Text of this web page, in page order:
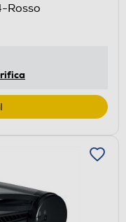
Rosso